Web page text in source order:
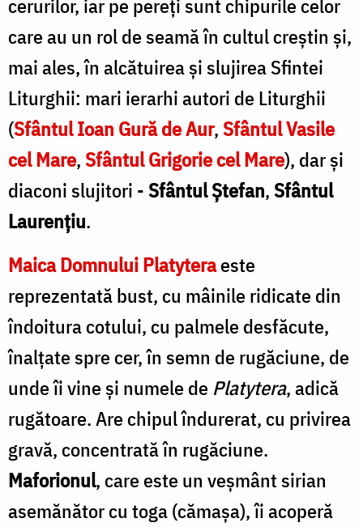
cerurilor, iar pe pereţi sunt chipurile celor
care au un rol de seamă în cultul creştin şi,
mai ales, în alcătuirea şi slujirea Sfintei
Liturghii: mari ierarhi autori de Liturghii
(Sfântul Ioan Gură de Aur,Sfântul Vasile
cel Mare,Sfântul Grigorie cel Mare), dar şi
diaconi slujitori -Sfântul Ştefan,Sfântul
Laurenţiu.
Maica Domnului Platyteraeste
reprezentată bust, cu mâinile ridicate din
îndoitura cotului, cu palmele desfăcute,
înalţate spre cer, în semn de rugăciune, de
unde îi vine şi numele de Platytera, adică
rugătoare. Are chipul îndurerat, cu privirea
gravă, concentrată în rugăciune.
Maforionul, care este un veşmânt sirian
asemănător cu toga (cămaşa), îi acoperă